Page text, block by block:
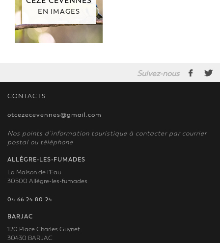
EN IMAGES
Suivez-nous
CONTACTS
otcezecevennes@gmail.com
Nos points d’information touristique à contacter par courrier
postal ou téléphone
ALLÈGRE-LES-FUMADES
La Maison de l'Eau
30500 Allègre-les-fumades
04 66 24 80 24
BARJAC
120 Place Charles Guynet
30430 BARJAC